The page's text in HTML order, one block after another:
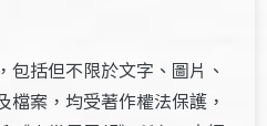
括但不限於文字、圖片、
案，均受著作權法保護，